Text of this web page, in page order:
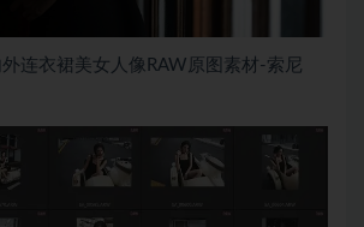
连衣裙美女人像RAW原图素材-索尼